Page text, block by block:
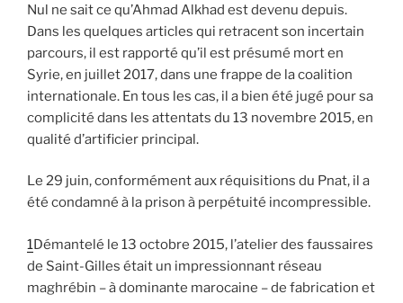
Nul ne sait ce qu’Ahmad Alkhad est devenu depuis.
Dans les quelques articles qui retracent son incertain
parcours, il est rapporté qu’il est présumé mort en
Syrie, en juillet 2017, dans une frappe de la coalition
internationale. En tous les cas, il a bien été jugé pour sa
complicité dans les attentats du 13 novembre 2015, en
qualité d’artificier principal.
Le 29 juin, conformément aux réquisitions du Pnat, il a
été condamné à la prison à perpétuité incompressible.
1Démantelé le 13 octobre 2015, l’atelier des faussaires
de Saint-Gilles était un impressionnant réseau
maghrébin – à dominante marocaine – de fabrication et